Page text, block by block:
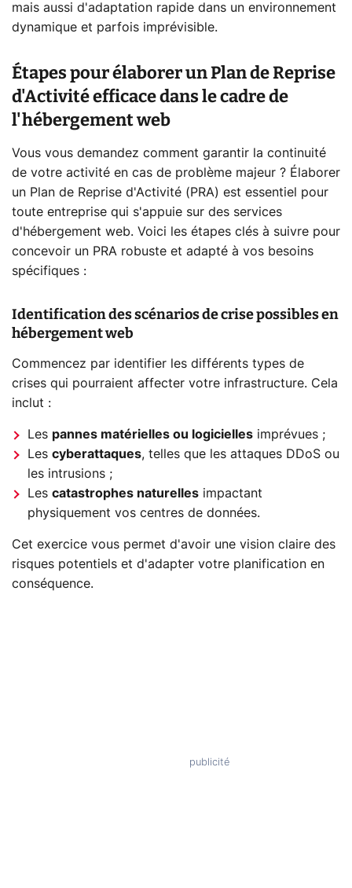
mais aussi d'adaptation rapide dans un environnement
dynamique et parfois imprévisible.
Étapes pour élaborer un Plan de Reprise
d'Activité efficace dans le cadre de
l'hébergement web
Vous vous demandez comment garantir la continuité
de votre activité en cas de problème majeur ? Élaborer
un Plan de Reprise d'Activité (PRA) est essentiel pour
toute entreprise qui s'appuie sur des services
d'hébergement web. Voici les étapes clés à suivre pour
concevoir un PRA robuste et adapté à vos besoins
spécifiques :
Identification des scénarios de crise possibles en
hébergement web
Commencez par identifier les différents types de
crises qui pourraient affecter votre infrastructure. Cela
inclut :
Les pannes matérielles ou logicielles imprévues ;
Les cyberattaques, telles que les attaques DDoS ou
les intrusions ;
Les catastrophes naturelles impactant
physiquement vos centres de données.
Cet exercice vous permet d'avoir une vision claire des
risques potentiels et d'adapter votre planification en
conséquence.